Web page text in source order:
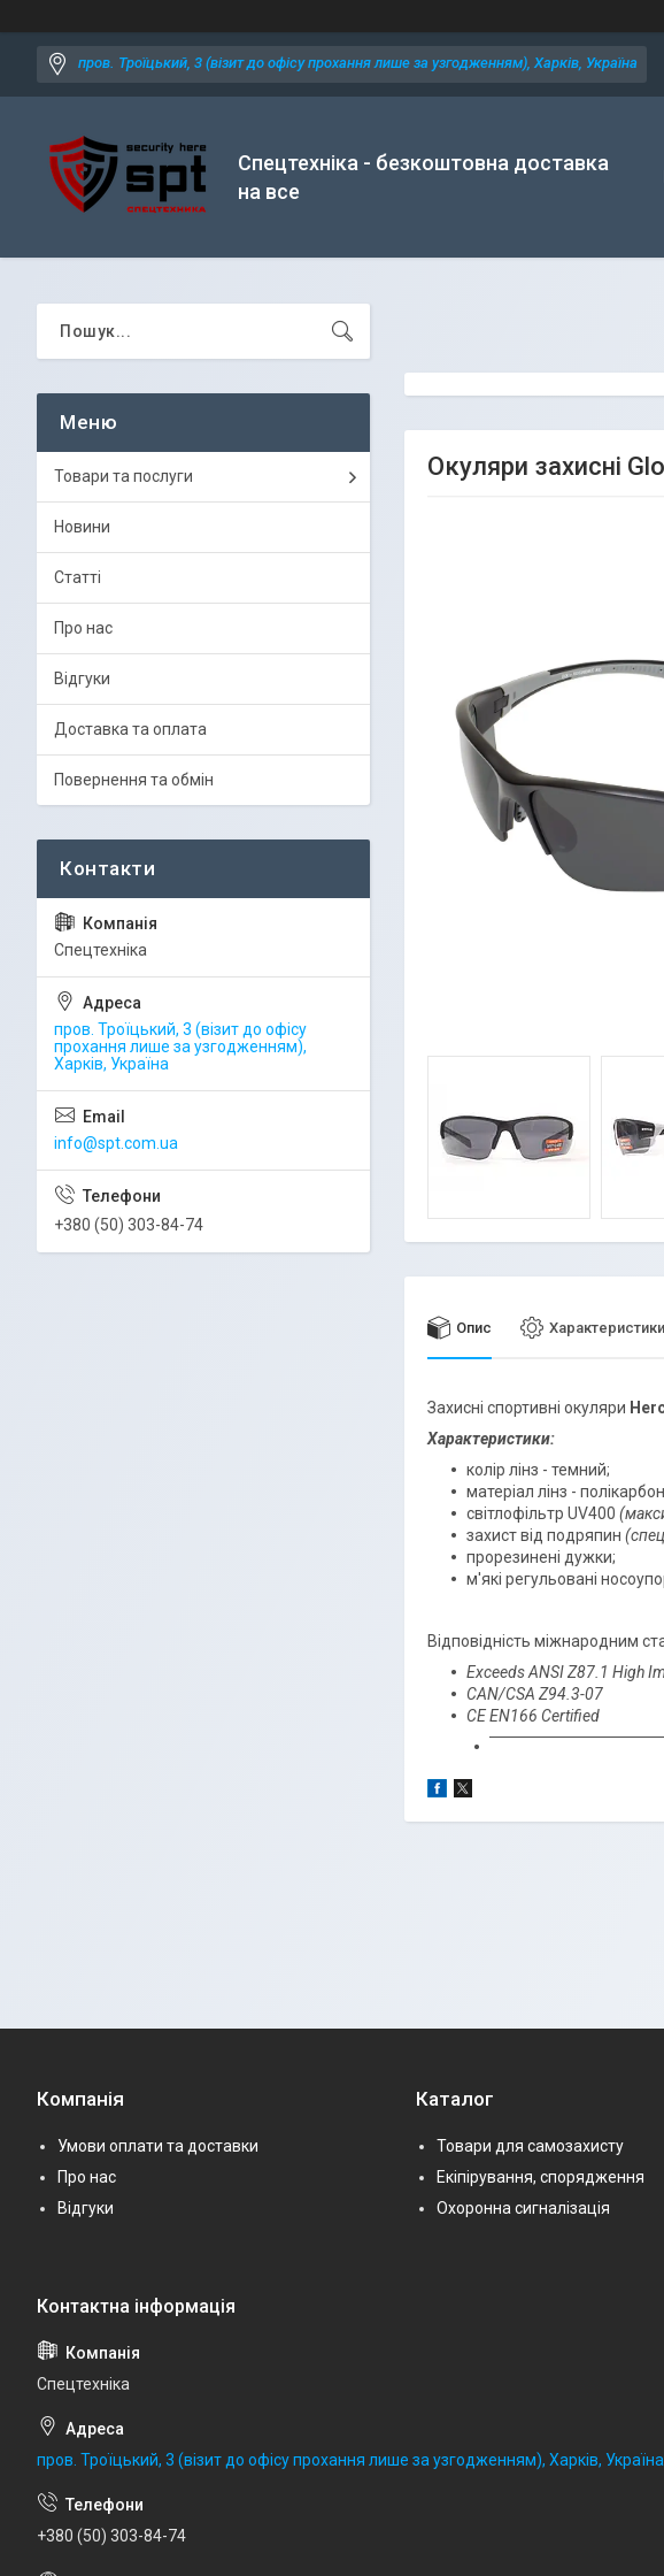
пров. Троїцький, 3 (візит до офісу прохання лише за узгодженням), Харків, Україна
Спецтехніка - безкоштовна доставка
на все
Окуляри захисні
Опис Характеристики
Захисні спортивні окуляри
Характеристики:
колір лінз - темний;
матеріал лінз -
світлофільтр UV400
захист від подряпин
прорезинені дужки;
м'які регульовані
Відповідність міжнародним
Exceeds ANSI Z87.1 High
CAN/CSA Z94.3-07
CE EN166 Certified
Товари та послуги
Новини
Статті
Про нас
Відгуки
Доставка та оплата
Повернення та обмін
Спецтехніка
пров. Троїцький, 3 (візит до офісу
прохання лише за узгодженням),
Харків, Україна
info@spt.com.ua
+380 (50) 303-84-74
Компанія
Умови оплати та доставки
Про нас
Відгуки
Каталог
Товари для самозахисту
Екіпірування, спорядження
Охоронна сигналізація
Спецтехніка
пров. Троїцький, 3 (візит до офісу прохання лише за узгодженням), Харків, Україна
+380 (50) 303-84-74